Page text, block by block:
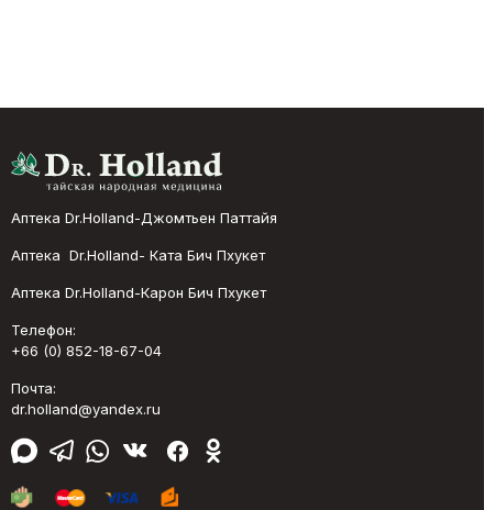
Аптека Dr.Holland-Джомтьен Паттайя
Аптека Dr.Holland- Ката Бич Пхукет
Аптека Dr.Holland-Карон Бич Пхукет
Телефон:
+66 (0) 852-18-67-04
Почта:
dr.holland@yandex.ru